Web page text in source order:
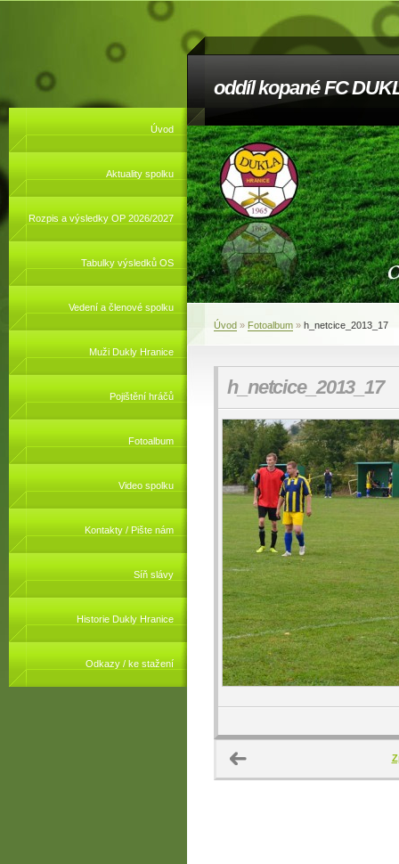
oddíl kopané FC
Úvod
Aktuality spolku
Rozpis a výsledky OP 2026/2027
Tabulky výsledků OS
Vedení a členové spolku
Muži Dukly Hranice
Pojištění hráčů
Fotoalbum
Video spolku
Kontakty / Pište nám
Síň slávy
Historie Dukly Hranice
Odkazy / ke stažení
Úvod » Fotoalbum » h_netcice_2013_17
h_netcice_2013_17